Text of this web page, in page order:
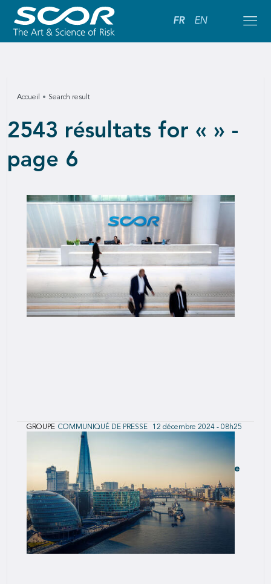
FR EN
Accueil Search result
2543 résultats for « » -
page 6
GROUPE COMMUNIQUÉ DE PRESSE 12 décembre 2024 - 08h25
SCOR annonce une offre de rachat en
numéraire sur des titres obligataires super
subordonnés RT1 et son intention d’émettre
de nouveaux titres obligataires super
subordonnés RT1